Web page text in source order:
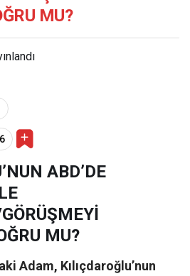
MU?
6
ABD’DE
MU?
Adam, Kılıçdaroğlu’nun